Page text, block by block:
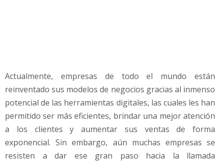
Actualmente, empresas de todo el mundo están
reinventado sus modelos de negocios gracias al inmenso
potencial de las herramientas digitales, las cuales les han
permitido ser más eficientes, brindar una mejor atención
a los clientes y aumentar sus ventas de forma
exponencial. Sin embargo, aún muchas empresas se
resisten a dar ese gran paso hacia la llamada